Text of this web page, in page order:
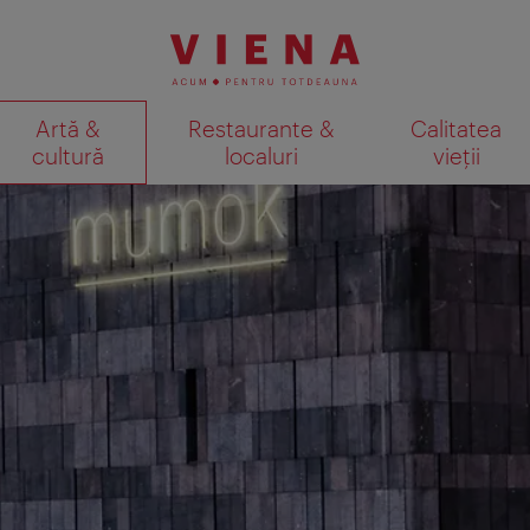
Artă &
cultură
Restaurante &
localuri
Calitatea
vieții
Afişare rezultate căutare